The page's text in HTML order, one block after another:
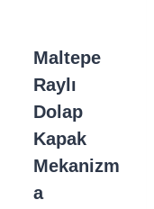
Maltepe
Raylı
Dolap
Kapak
Mekanizm
a